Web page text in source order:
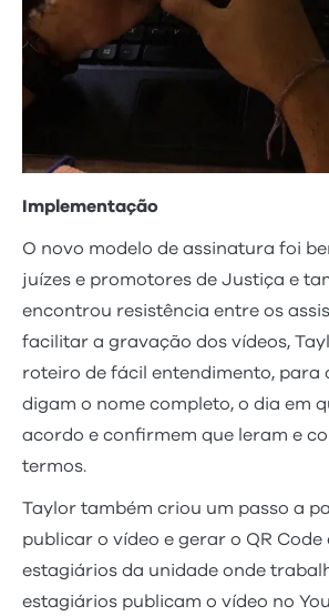
Implementação
O novo modelo de assinatura foi
juízes e promotores de Justiça e
encontrou resistência entre os
facilitar a gravação dos vídeos,
roteiro de fácil entendimento, para
digam o nome completo, o dia em
acordo e confirmem que leram e
termos.
Taylor também criou um passo a
publicar o vídeo e gerar o QR Code
estagiários da unidade onde
estagiários publicam o vídeo no